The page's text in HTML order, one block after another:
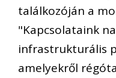
találkozóján a
"Kapcsolataink
infrastrukturális
amelyekről